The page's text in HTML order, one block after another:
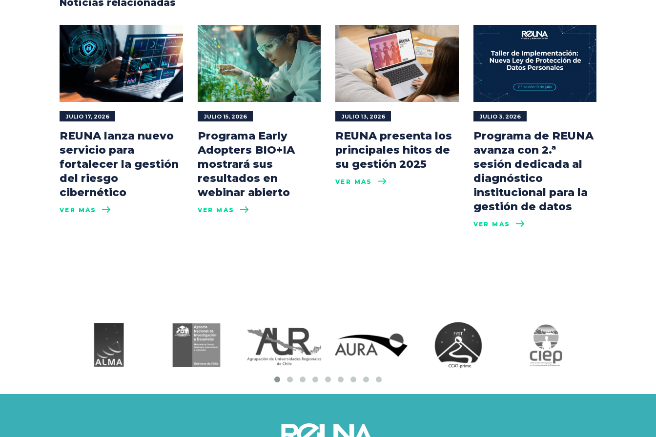
Noticias relacionadas
JULIO 17, 2026
REUNA lanza nuevo
servicio para
fortalecer la gestión
del riesgo
cibernético
VER MÁS
JULIO 15, 2026
Programa Early
Adopters BIO+IA
mostrará sus
resultados en
webinar abierto
VER MÁS
JULIO 13, 2026
REUNA presenta los
principales hitos de
su gestión 2025
VER MÁS
JULIO 3, 2026
Programa de REUNA
avanza con 2.ª
sesión dedicada al
diagnóstico
institucional para la
gestión de datos
VER MÁS